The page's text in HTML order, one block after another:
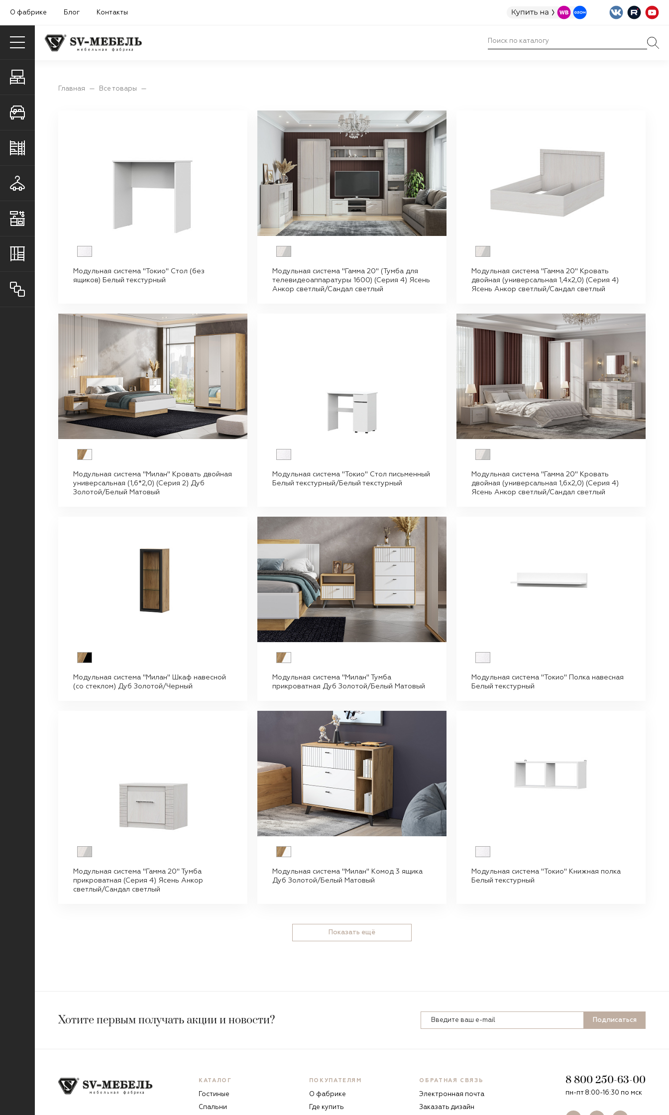
О фабрике Блог Контакты
Главная — Все товары —
Модульная система "Токио" Стол (без
ящиков) Белый текстурный
Модульная система "Гамма 20" (Тумба для
телевидеоаппаратуры 1600) (Серия 4) Ясень
Анкор светлый/Сандал светлый
Модульная система "Гамма 20" Кровать
двойная (универсальная 1,4х2,0) (Серия 4)
Ясень Анкор светлый/Сандал светлый
Модульная система "Милан" Кровать двойная
универсальная (1,6*2,0) (Серия 2) Дуб
Золотой/Белый Матовый
Модульная система "Токио" Стол письменный
Белый текстурный/Белый текстурный
Модульная система "Гамма 20" Кровать
двойная (универсальная 1,6х2,0) (Серия 4)
Ясень Анкор светлый/Сандал светлый
Модульная система "Милан" Шкаф навесной
(со стеклом) Дуб Золотой/Черный
Модульная система "Милан" Тумба
прикроватная Дуб Золотой/Белый Матовый
Модульная система "Токио" Полка навесная
Белый текстурный
Модульная система "Гамма 20" Тумба
прикроватная (Серия 4) Ясень Анкор
светлый/Сандал светлый
Модульная система "Милан" Комод 3 ящика
Дуб Золотой/Белый Матовый
Модульная система "Токио" Книжная полка
Белый текстурный
Показать ещё
Хотите первым получать акции и новости? Подписаться
КАТАЛОГ
Гостиные
Спальни
ПОКУПАТЕЛЯМ
О фабрике
Где купить
ОБРАТНАЯ СВЯЗЬ
Электронная почта
Заказать дизайн
8 800 250-63-00
пн-пт 8:00-16:30 по мск